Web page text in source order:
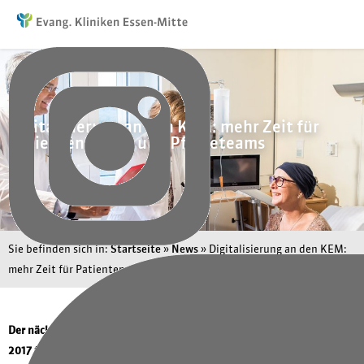
Digitalisierung an den KEM: mehr Zeit für
Patienten, Ärzte und Pflegeteams
Sie befinden sich in:Startseite»News» Digitalisierung an den KEM:
mehr Zeit für Patienten, Ärzte und Pflegeteams
Der nächste Schritt in Richtung Digitalisierung: Erst im September
2017 fand das erste Expertenforum an den KEM | Kliniken Essen-Mitte